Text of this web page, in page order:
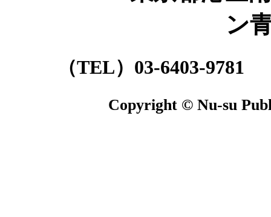
ン
（TEL）03-6403-9781
Copyright © Nu-su